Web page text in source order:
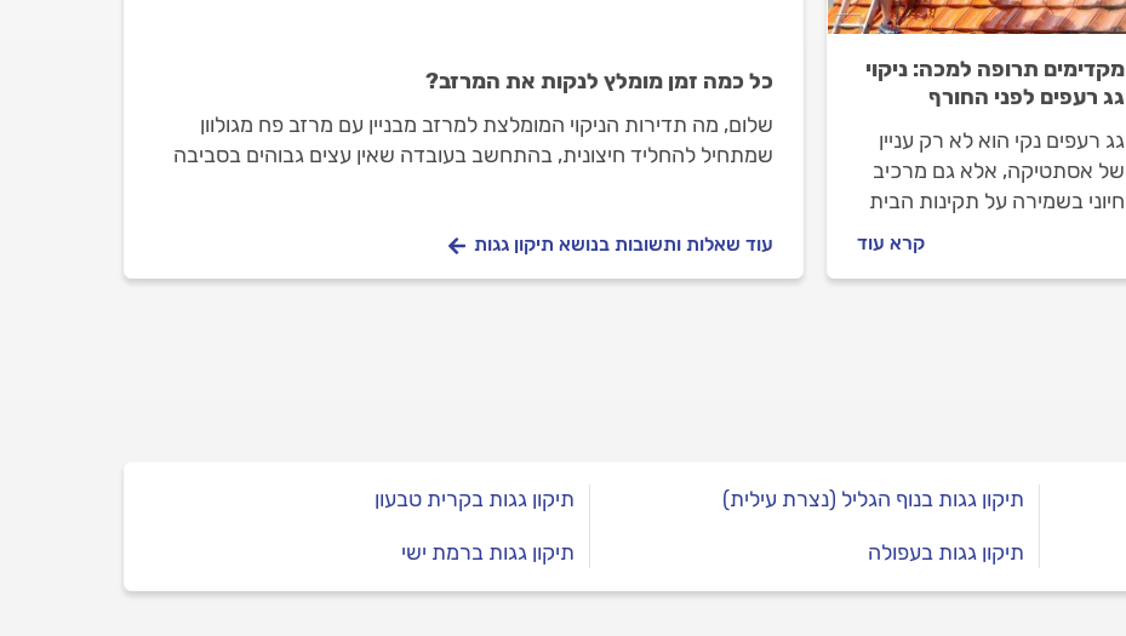
מקדימים תרופה למכה: ניקוי
גג רעפים לפני החורף
גג רעפים נקי הוא לא רק עניין
של אסתטיקה, אלא גם מרכיב
חיוני בשמירה על תקינות הבית
לנזילות, נזקי רטיבות, ואף
לפגוע במבנה הגג עצמו.
קרא עוד
כל כמה זמן מומלץ לנקות את המרזב?
שלום, מה תדירות הניקוי המומלצת למרזב מבניין עם מרזב פח מגולוון
שמתחיל להחליד חיצונית, בהתחשב בעובדה שאין עצים גבוהים בסביבה
עוד שאלות ותשובות בנושא תיקון גגות
תיקון גגות בנוף הגליל (נצרת עילית)
תיקון גגות בעפולה
תיקון גגות בקרית טבעון
תיקון גגות ברמת ישי